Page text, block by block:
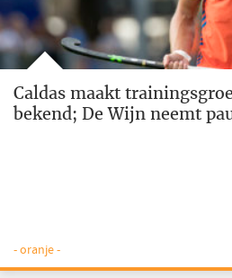
Caldas maakt
bekend; De Wijn neemt
- oranje -